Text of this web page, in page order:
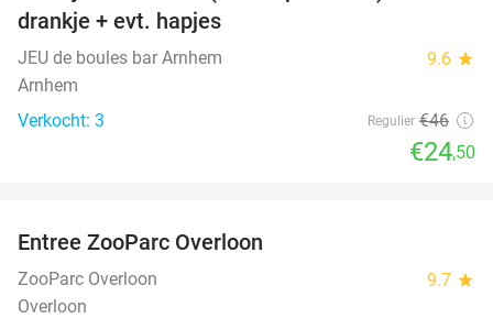
NEW
TODAY
drankje + evt. hapjes
JEU de boules bar Arnhem 9.6 star
Arnhem
Verkocht: 3
Regulier €46
€24,50
TODAY
Entree ZooParc Overloon
ZooParc Overloon 9.7 star
Overloon